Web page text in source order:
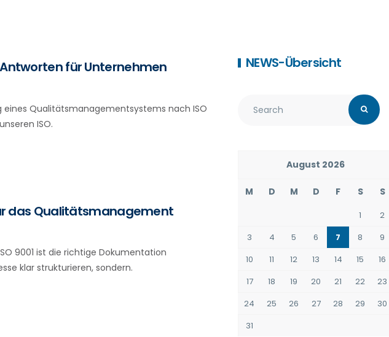
Antworten für Unternehmen
Qualitätsmanagementsystems nach ISO
ISO.
das Qualitätsmanagement
9001 ist die richtige Dokumentation
klar strukturieren, sondern.
NEWS-Übersicht
August 2026
M D M D F S S
1
2
3
4 5 6 7 8
9
10
11 12 13 14 15
16
17
18 19 20 21 22
23
24
25 26 27 28 29
30
31